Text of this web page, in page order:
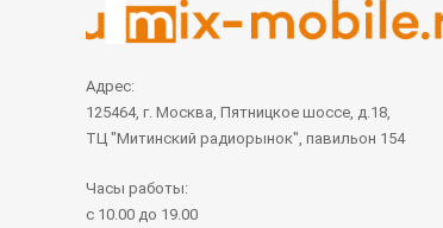
Адрес:
125464, г. Москва, Пятницкое шоссе, д.18,
ТЦ "Митинский радиорынок", павильон 154
Часы работы:
с 10.00 до 19.00